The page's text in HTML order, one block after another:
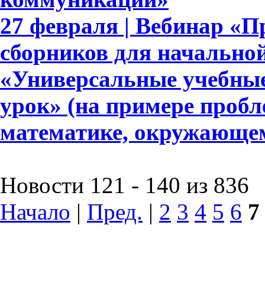
27 февраля | Вебинар
сборников для
«Универсальные
урок» (на примере
математике,
Новости 121 - 140 из 836
Начало | Пред. | 2 3 4 5 6 7